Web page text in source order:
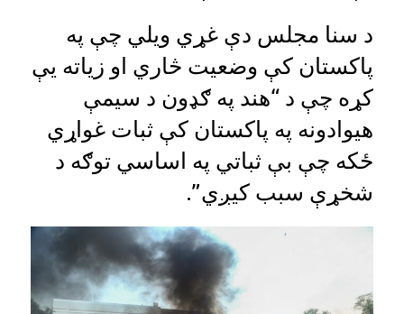
د سنا مجلس دې غړي ویلي چې په
پاکستان کې وضعیت څاري او زیاته یې
کړه چې د “هند په ګډون د سیمې
هیوادونه په پاکستان کې ثبات غواړي
ځکه چې بې ثباتي په اساسي توګه د
شخړې سبب کیږي”.